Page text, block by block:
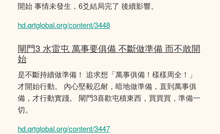
開始 事情未發生，6爻結局完了 後續影響。
hd.qrtglobal.org/content/3448
閘門3 水雷屯 萬事要俱備 不斷做準備 而不敢開
始
是不斷持續做準備！ 追求想「萬事俱備！樣樣周全！」
才開始行動。 內心堅毅忍耐，暗地做準備，直到萬事俱
備，才行動實踐。 閘門3喜歡屯積東西，買買買，準備一
切。
hd.qrtglobal.org/content/3447